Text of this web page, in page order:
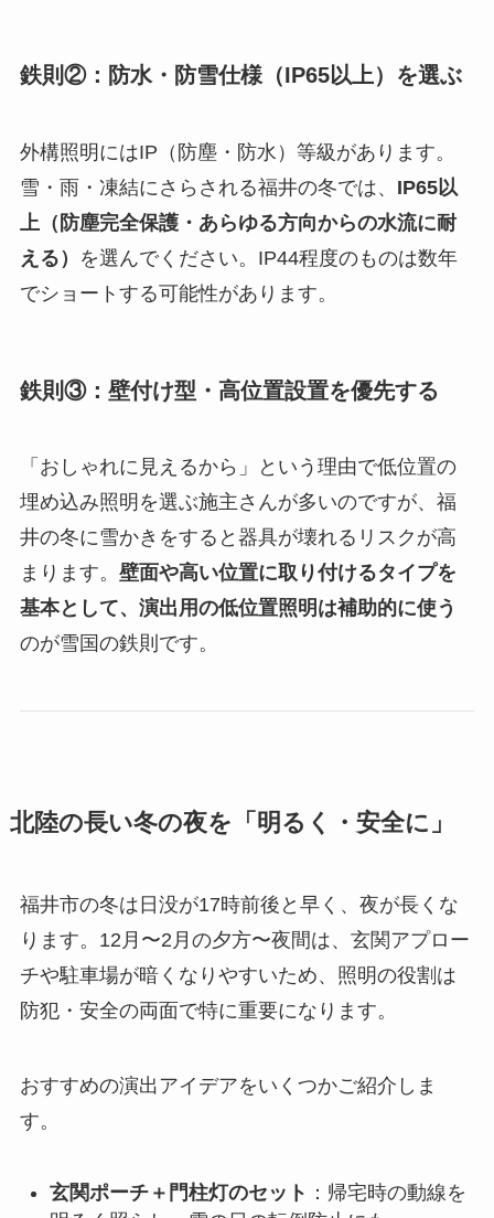
鉄則②：防水・防雪仕様（IP65以上）を選ぶ
外構照明にはIP（防塵・防水）等級があります。
雪・雨・凍結にさらされる福井の冬では、 IP65以
上（防塵完全保護・あらゆる方向からの水流に耐
える）
を選んでください。IP44程度のものは数年
でショートする可能性があります。
鉄則③：壁付け型・高位置設置を優先する
「おしゃれに見えるから」という理由で低位置の
埋め込み照明を選ぶ施主さんが多いのですが、福
井の冬に雪かきをすると器具が壊れるリスクが高
まります。 壁面や高い位置に取り付けるタイプを
基本として、演出用の低位置照明は補助的に使う
のが雪国の鉄則です。
北陸の長い冬の夜を「明るく・安全に」
福井市の冬は日没が17時前後と早く、夜が長くな
ります。12月〜2月の夕方〜夜間は、玄関アプロー
チや駐車場が暗くなりやすいため、照明の役割は
防犯・安全の両面で特に重要になります。
おすすめの演出アイデアをいくつかご紹介しま
す。
玄関ポーチ＋門柱灯のセット ：帰宅時の動線を